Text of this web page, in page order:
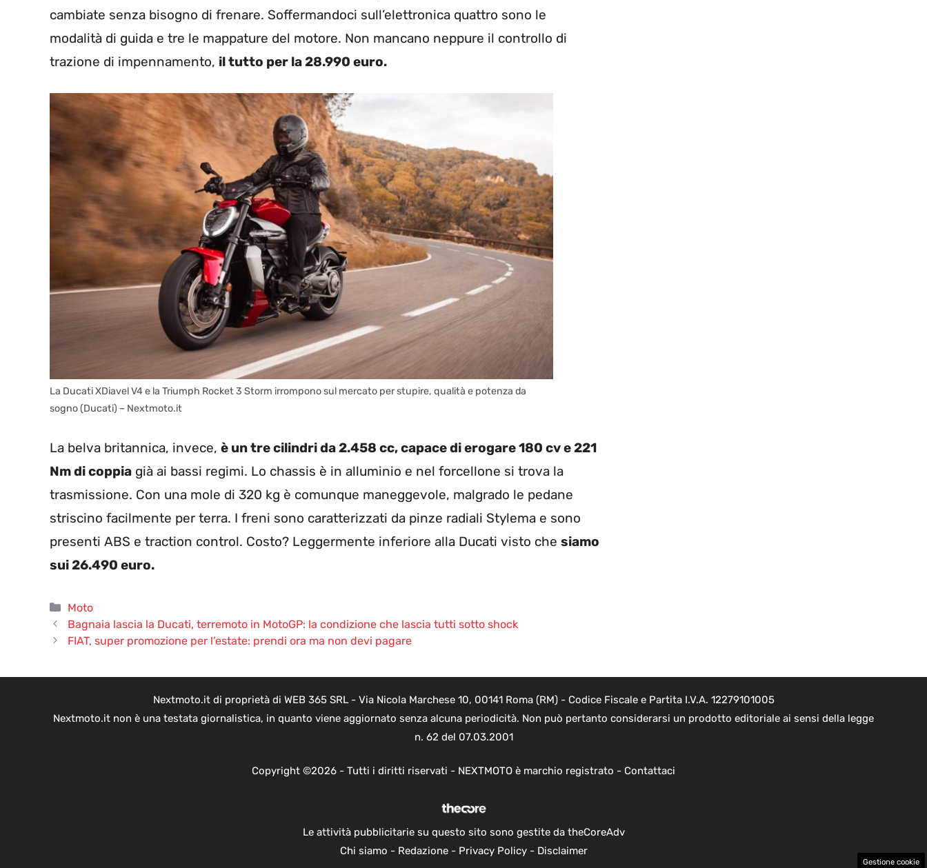
cambiate senza bisogno di frenare. Soffermandoci sull’elettronica quattro sono le
modalità di guida e tre le mappature del motore. Non mancano neppure il controllo di
trazione di impennamento, il tutto per la 28.990 euro.
La Ducati XDiavel V4 e la Triumph Rocket 3 Storm irrompono sul mercato per stupire, qualità e potenza da
sogno (Ducati) – Nextmoto.it
La belva britannica, invece, è un tre cilindri da 2.458 cc, capace di erogare 180 cv e 221
Nm di coppia già ai bassi regimi. Lo chassis è in alluminio e nel forcellone si trova la
trasmissione. Con una mole di 320 kg è comunque maneggevole, malgrado le pedane
striscino facilmente per terra. I freni sono caratterizzati da pinze radiali Stylema e sono
presenti ABS e traction control. Costo? Leggermente inferiore alla Ducati visto che siamo
sui 26.490 euro.
Categorie
Moto
Bagnaia lascia la Ducati, terremoto in MotoGP: la condizione che lascia tutti sotto shock
FIAT, super promozione per l’estate: prendi ora ma non devi pagare
Nextmoto.it di proprietà di WEB 365 SRL - Via Nicola Marchese 10, 00141 Roma (RM) - Codice Fiscale e Partita I.V.A. 12279101005
Nextmoto.it non è una testata giornalistica, in quanto viene aggiornato senza alcuna periodicità. Non può pertanto considerarsi un prodotto editoriale ai sensi della legge
n. 62 del 07.03.2001
Copyright ©2026 - Tutti i diritti riservati - NEXTMOTO è marchio registrato - Contattaci
Le attività pubblicitarie su questo sito sono gestite da theCoreAdv
Chi siamo - Redazione- Privacy Policy- Disclaimer
Gestione cookie